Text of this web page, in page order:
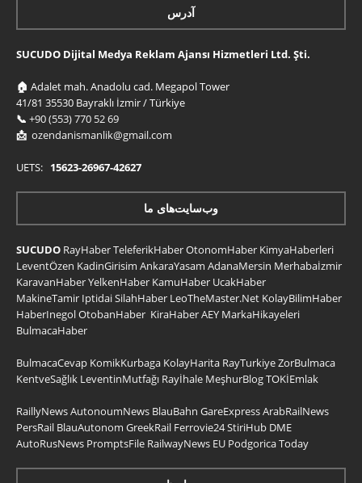
آدرس
SUCUDO Dijital Medya Reklam Ajansı Hizmetleri Ltd. Şti.
🏠 Adalet mah. Anadolu cad. Megapol Tower
41/81 35530 Bayraklı İzmir / Türkiye
📞 +90 (553) 770 52 69
📩 ozendanismanlik@gmail.com
UETS: 15623-26967-42627
وب‌سایت‌های ما
SUCUDO RayHaberTeleferikHaberOtonomHaber KimyaHaberleri
LeventÖzen KadinGirisim AnkaraYasam AdanaMersin Merhabaİzmir
KaravanHaberYelkenHaber KamuHaber UcakHaber
MakineTamir IptidaiSilahHaber LeoTheMaster.Net KolayBilimHaber
HaberInegolOtobanHaber KiraHaberAEY MarkaHikayeleri
BulmacaHaber
BulmacaCevap KomikKurbaga KolayHarita RayTurkiyeZorBulmaca
KentveSağlık LeventinMutfağı Rayİhale MeşhurBlogTOKİEmlak
RaillyNewsAutonoumNews BlauBahn GareExpressArabRailNews
PersRail BlauAutonom GreekRail Ferrovie24StiriHub DME
AutoRusNews PromptsFile RailwayNews EU Podgorica Today